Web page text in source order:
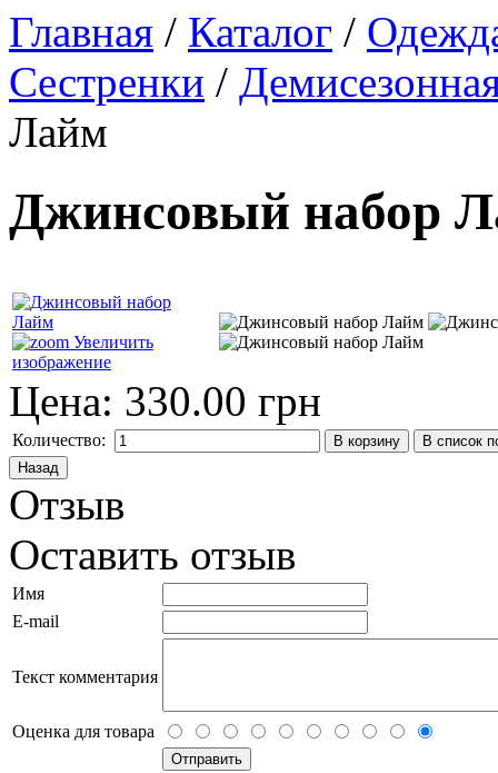
Главная / Каталог /
Сестренки /
Лайм
Джинсовый набор
Увеличить
изображение
Цена: 330.00 грн
Количество:
Отзыв
Оставить отзыв
Имя
E-mail
Текст комментария
Оценка для товара